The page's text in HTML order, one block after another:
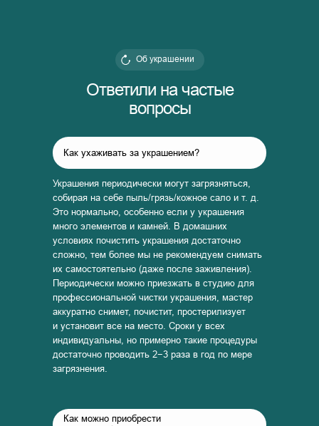
Ответили на частые
вопросы
Об украшении
Как ухаживать за украшением?
Украшения периодически могут загрязняться,
собирая на себе пыль/грязь/кожное сало и т. д.
Это нормально, особенно если у украшения
много элементов и камней. В домашних
условиях почистить украшения достаточно
сложно, тем более мы не рекомендуем снимать
их самостоятельно (даже после заживления).
Периодически можно приезжать в студию для
профессиональной чистки украшения, мастер
аккуратно снимет, почистит, простерилизует
и установит все на место. Сроки у всех
индивидуальны, но примерно такие процедуры
достаточно проводить 2−3 раза в год по мере
загрязнения.
Как можно приобрести